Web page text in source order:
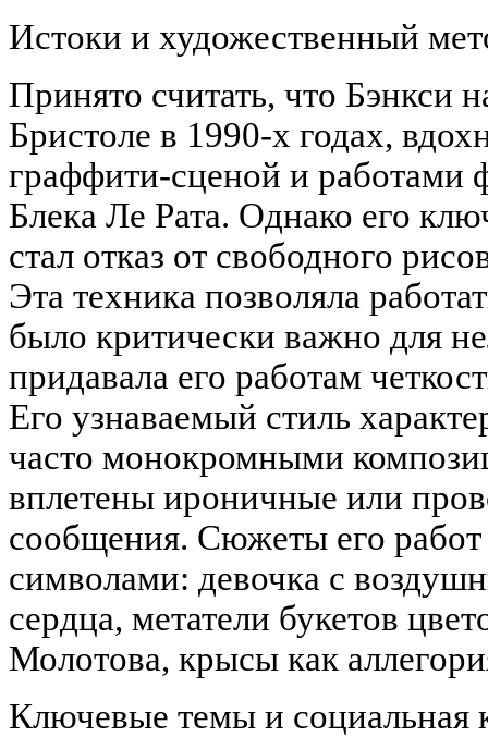
Истоки и художественный
Принято считать, что Бэнкси
Бристоле в 1990-х годах,
граффити-сценой и работами
Блека Ле Рата. Однако его
стал отказ от свободного
Эта техника позволяла
было критически важно для
придавала его работам
Его узнаваемый стиль
часто монокромными
вплетены ироничные или
сообщения. Сюжеты его
символами: девочка с
сердца, метатели букетов
Молотова, крысы как
Ключевые темы и социальная